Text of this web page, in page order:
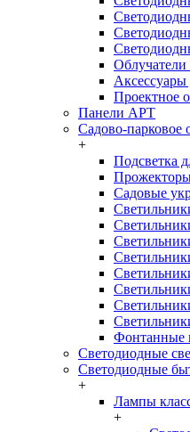
Аксессуары
Проектное
Панели АРТ
Садово-парковое
+
Подсветка
Садовые
Фонтанные
Светодиодные
Светодиодные
+
Лампы
+